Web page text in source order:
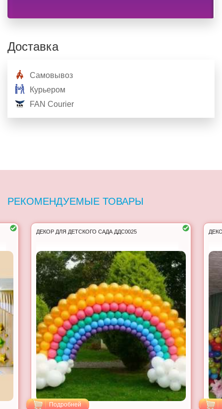
Доставка
Самовывоз
Курьером
FAN Courier
РЕКОМЕНДУЕМЫЕ ТОВАРЫ
ДЕКОР ДЛЯ ДЕТСКОГО САДА ДДС0025
Подробней